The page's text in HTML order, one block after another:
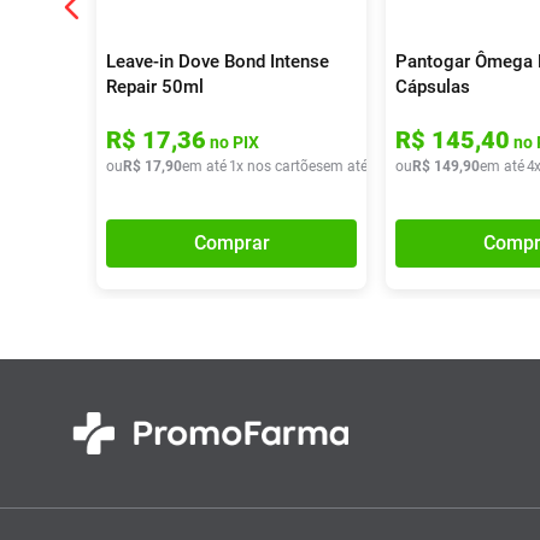
Leave-in Dove Bond Intense
Repair 50ml
R$ 17,36 no PIX
ou R$ 17,90em até 1x nos cartõesem até x deR$ 17,90
Comprar
Pantogar Ômega
Cápsulas
R$ 145,40 no
ou R$ 149,90em até4